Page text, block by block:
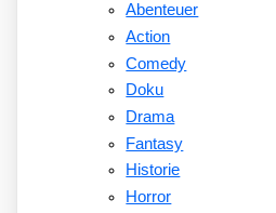
Abenteuer
Action
Comedy
Doku
Drama
Fantasy
Historie
Horror